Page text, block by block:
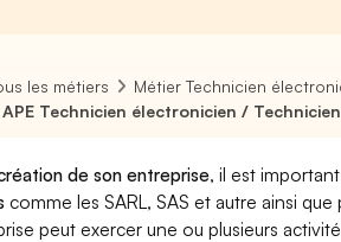
les métiers
Métier Technicien
Technicien électronicien /
de son entreprise, il est
comme les SARL, SAS et autre ainsi
peut exercer une ou plusieurs